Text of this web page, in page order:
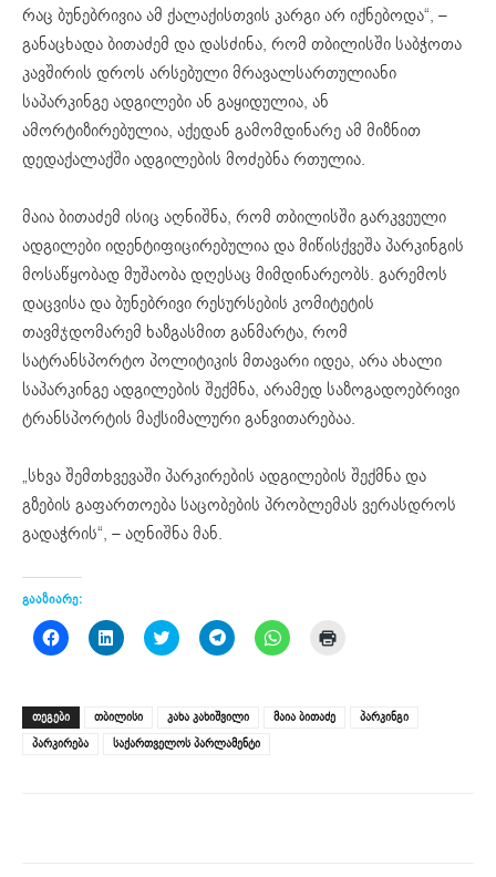
რაც ბუნებრივია ამ ქალაქისთვის კარგი არ იქნებოდა“, –
განაცხადა ბითაძემ და დასძინა, რომ თბილისში საბჭოთა
კავშირის დროს არსებული მრავალსართულიანი
საპარკინგე ადგილები ან გაყიდულია, ან
ამორტიზირებულია, აქედან გამომდინარე ამ მიზნით
დედაქალაქში ადგილების მოძებნა რთულია.
მაია ბითაძემ ისიც აღნიშნა, რომ თბილისში გარკვეული
ადგილები იდენტიფიცირებულია და მიწისქვეშა პარკინგის
მოსაწყობად მუშაობა დღესაც მიმდინარეობს. გარემოს
დაცვისა და ბუნებრივი რესურსების კომიტეტის
თავმჯდომარემ ხაზგასმით განმარტა, რომ
სატრანსპორტო პოლიტიკის მთავარი იდეა, არა ახალი
საპარკინგე ადგილების შექმნა, არამედ საზოგადოებრივი
ტრანსპორტის მაქსიმალური განვითარებაა.
„სხვა შემთხვევაში პარკირების ადგილების შექმნა და
გზების გაფართოება საცობების პრობლემას ვერასდროს
გადაჭრის“, – აღნიშნა მან.
გააზიარე:
Click
to
(Opens
in
new
window)
Click
to
(Opens
in
new
window)
Click
to
(Opens
in
new
window)
Click
to
(Opens
in
new
window)
Click
to
(Opens
in
new
window)
ᲗᲔᲒᲔᲑᲘ თბილისი კახა კახიშვილი მაია ბითაძე
პარკინგი
პარკირება
საქართველოს პარლამენტი